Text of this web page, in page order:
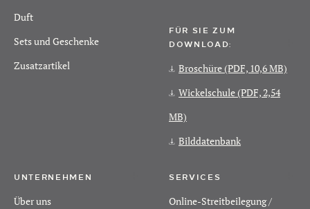
Duft
Sets und Geschenke
Zusatzartikel
UNTERNEHMEN
Über uns
SERVICES
Online-Streitbeilegung /
FÜR SIE ZUM
DOWNLOAD:
Broschüre (PDF, 10,6 MB)
Wickelschule (PDF, 2,54
MB)
Bilddatenbank